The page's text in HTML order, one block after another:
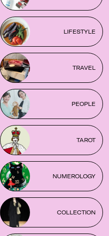
LIFESTYLE
TRAVEL
PEOPLE
TAROT
NUMEROLOGY
COLLECTION